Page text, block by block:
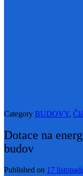
Category BUDOVY,
Dotace na
budov
Published on 17